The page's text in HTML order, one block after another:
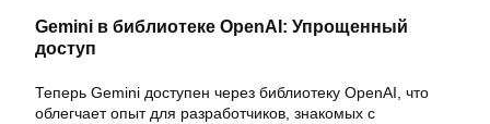
Gemini в библиотеке OpenAI: Упрощенный
доступ
Теперь Gemini доступен через библиотеку OpenAI, что
облегчает опыт для разработчиков, знакомых с